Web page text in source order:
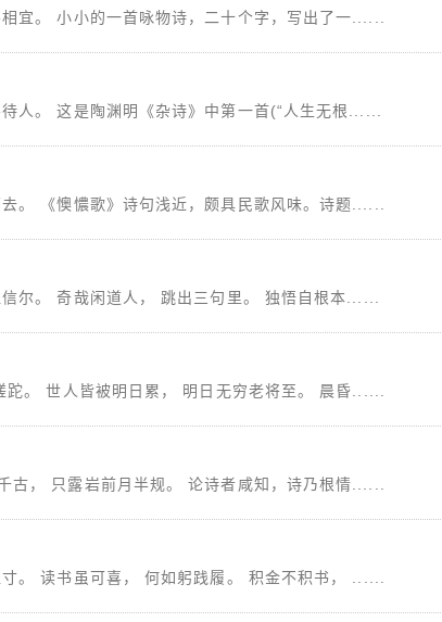
宜。 小小的一首咏物诗，二十个字，写出了一......
人。 这是陶渊明《杂诗》中第一首(“人生无根......
。 《懊憹歌》诗句浅近，颇具民歌风味。诗题......
尔。 奇哉闲道人， 跳出三句里。 独悟自根本......
。 世人皆被明日累， 明日无穷老将至。 晨昏......
古， 只露岩前月半规。 论诗者咸知，诗乃根情......
。 读书虽可喜， 何如躬践履。 积金不积书， ......